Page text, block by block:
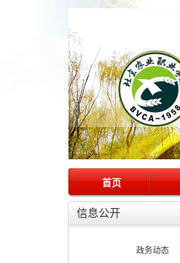
首页
信息公开
政务动态